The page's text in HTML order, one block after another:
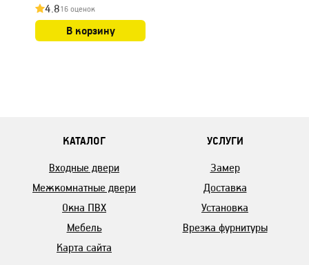
4.816 оценок
В корзину
КАТАЛОГ
Входные двери
Межкомнатные двери
Окна ПВХ
Мебель
Карта сайта
УСЛУГИ
Замер
Доставка
Установка
Врезка фурнитуры